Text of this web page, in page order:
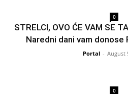
0
STRELCI, OVO ĆE VAM SE
Naredni dani vam donose
Portal - August
0